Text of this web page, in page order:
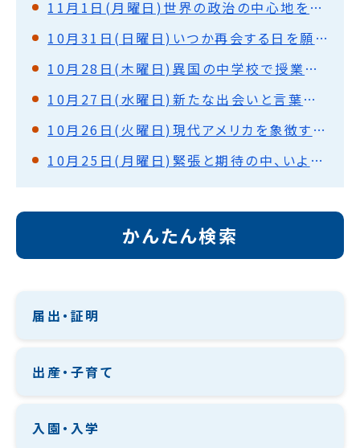
11月1日(月曜日)世界の政治の中心地を巡って(ワシントンD.C.)
10月31日(日曜日)いつか再会する日を願って(ノックスビル)
10月28日(木曜日)異国の中学校で授業体験・盛大な歓迎式(ノックスビル)
10月27日(水曜日)新たな出会いと言葉の壁を越えて・ホストファミリーと対面(ノックスビル)
10月26日(火曜日)現代アメリカを象徴する街を見て(シカゴ)
10月25日(月曜日)緊張と期待の中、いよいよ出発！
かんたん検索
届出・証明
出産・子育て
入園・入学